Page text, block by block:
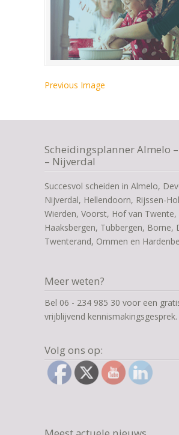
Previous Image
Scheidingsplanner Almelo
– Nijverdal
Succesvol scheiden in Almelo,
Nijverdal, Hellendoorn, Rijssen-
Wierden, Voorst, Hof van Twente,
Haaksbergen, Tubbergen, Borne,
Twenterand, Ommen en
Meer weten?
Bel 06 - 234 985 30 voor een
vrijblijvend kennismakingsgesprek.
Volg ons op: